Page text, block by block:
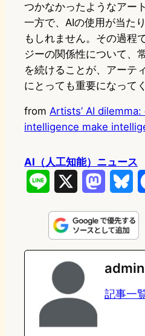
つかなかったようなアー
一方で、AIの使用が当た
もしれません。その過程
ジーの関係性について、
を続けることが、アーテ
にとっても重要になって
from Artists’ AI
intelligence make
AI（人工知能）ニュース
n
e
s
t
o
d
u
e
s
k
admin
記事一